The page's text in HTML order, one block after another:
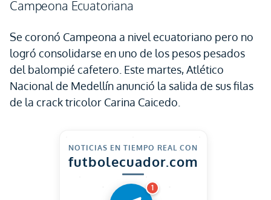
Campeona Ecuatoriana
Se coronó Campeona a nivel ecuatoriano pero no
logró consolidarse en uno de los pesos pesados
del balompié cafetero. Este martes, Atlético
Nacional de Medellín anunció la salida de sus filas
de la crack tricolor Carina Caicedo.
NOTICIAS EN TIEMPO REAL CON
futbolecuador.com
1